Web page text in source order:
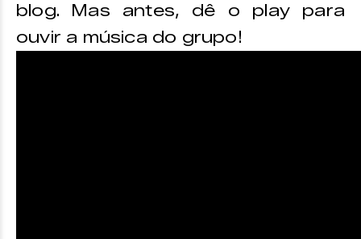
blog. Mas antes, dê o play para
ouvir a música do grupo!